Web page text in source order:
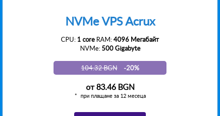
NVMe VPS Acrux
CPU: 1 core RAM:4096 Мегабайт
NVMe:500 Gigabyte
104.32 BGN -20%
от83.46 BGN
при плащане за 12 месеца